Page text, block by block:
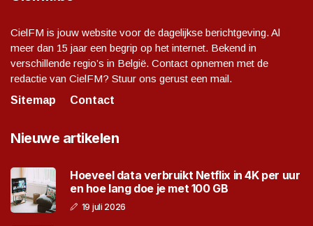
CielFM is jouw website voor de dagelijkse berichtgeving. Al
meer dan 15 jaar een begrip op het internet. Bekend in
verschillende regio’s in België. Contact opnemen met de
redactie van CielFM? Stuur ons gerust een mail.
Sitemap
Contact
Nieuwe artikelen
Hoeveel data verbruikt Netflix in 4K per uur
en hoe lang doe je met 100 GB
19 juli 2026